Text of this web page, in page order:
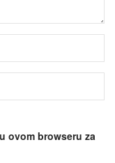
ovom browseru za